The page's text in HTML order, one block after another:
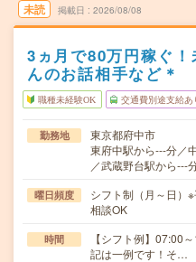
未読 掲載日 2026/08/08
3ヵ月で80万円稼ぐ
んのお話相手など＊
職種未経験OK 交通費別途支給あ
勤務地
東京都府中市
東府中駅から---分／
／武蔵野台駅から---
曜日頻度
シフト制（月～日）
相談OK
時間
【シフト例】07:00
記は一例です！そ…